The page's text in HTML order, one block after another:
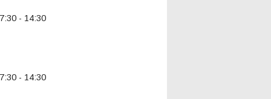
- 14:30
- 14:30